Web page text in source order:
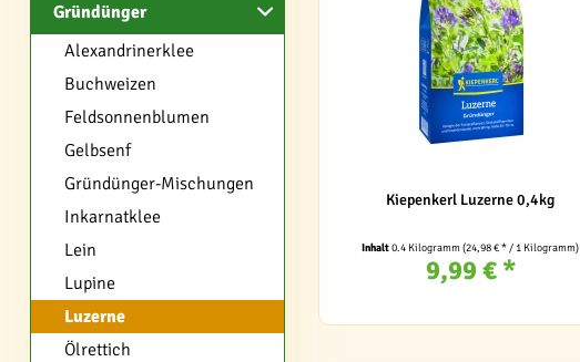
Gründünger
Alexandrinerklee
Buchweizen
Feldsonnenblumen
Gelbsenf
Gründünger-Mischungen
Inkarnatklee
Lein
Lupine
Luzerne
Ölrettich
Kiepenkerl Luzerne 0,4kg
Inhalt0.4 Kilogramm(24,98 € * / 1 Kilogramm)
9,99 € *